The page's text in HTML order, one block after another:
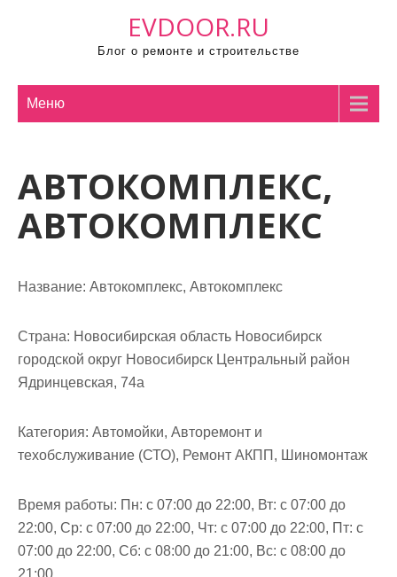
EVDOOR.RU
Блог о ремонте и строительстве
Меню
АВТОКОМПЛЕКС,
АВТОКОМПЛЕКС
Название: Автокомплекс, Автокомплекс
Страна: Новосибирская область Новосибирск
городской округ Новосибирск Центральный район
Ядринцевская, 74а
Категория: Автомойки, Авторемонт и
техобслуживание (СТО), Ремонт АКПП, Шиномонтаж
Время работы: Пн: с 07:00 до 22:00, Вт: с 07:00 до
22:00, Ср: с 07:00 до 22:00, Чт: с 07:00 до 22:00, Пт: с
07:00 до 22:00, Сб: с 08:00 до 21:00, Вс: с 08:00 до
21:00